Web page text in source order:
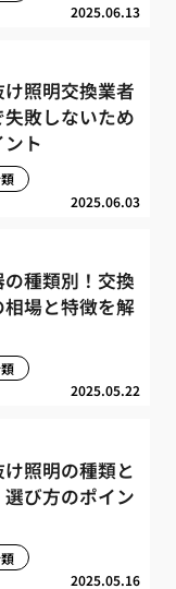
2025.06.13
け照明交換業者
敗しないため
ト
2025.06.03
種類別！交換
相場と特徴を解
2025.05.22
け照明の種類と
び方のポイン
2025.05.16